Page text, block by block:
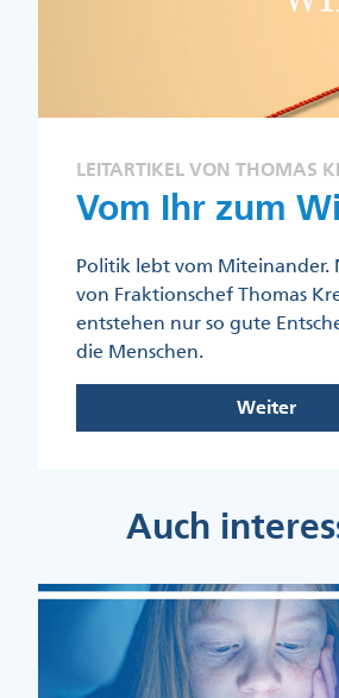
LEITARTIKEL VON THOMAS
Vom Ihr zum
Politik lebt vom Miteinander.
von Fraktionschef Thomas
entstehen nur so gute
die Menschen.
Weiter
Auch